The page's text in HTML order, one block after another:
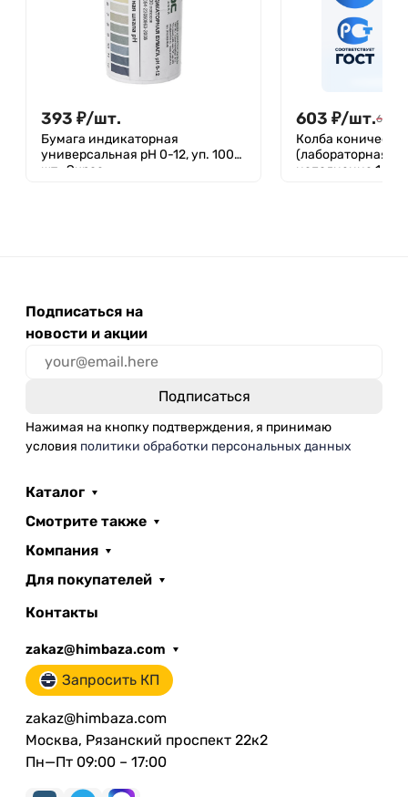
393 ₽/шт.
Бумага индикаторная
универсальная рН 0-12, уп. 100
шт., Экрос
603 ₽/шт.650
Колба
(лабораторная
исполнение 1 -
Подписаться на
новости и акции
Нажимая на кнопку подтверждения, я принимаю
условия политики обработки персональных данных
Каталог
Смотрите также
Компания
Для покупателей
Контакты
zakaz@himbaza.com
Запросить КП
zakaz@himbaza.com
Москва, Рязанский проспект 22к2
Пн—Пт 09:00 – 17:00